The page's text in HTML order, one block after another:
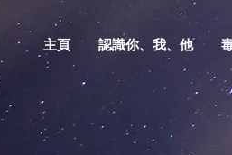
主頁 認識你、我、他